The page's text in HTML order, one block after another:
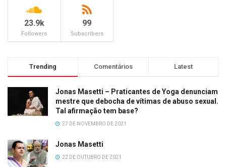
23.9k
Followers
99
Subscribers
Trending Comentários Latest
Jonas Masetti – Praticantes de Yoga denunciam
mestre que debocha de vítimas de abuso sexual.
Tal afirmação tem base?
27 DE NOVEMBRO DE 2021
Jonas Masetti
22 DE OUTUBRO DE 2021